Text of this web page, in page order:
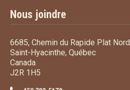
Nous joindre
6685, Chemin du Rapide Plat Nord
Saint-Hyacinthe, Québec
Canada
J2R 1H5